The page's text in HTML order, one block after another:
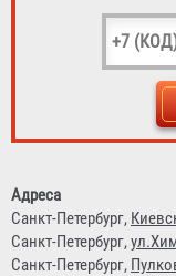
Адреса
Санкт-Петербург,
Санкт-Петербург,
Санкт-Петербург,